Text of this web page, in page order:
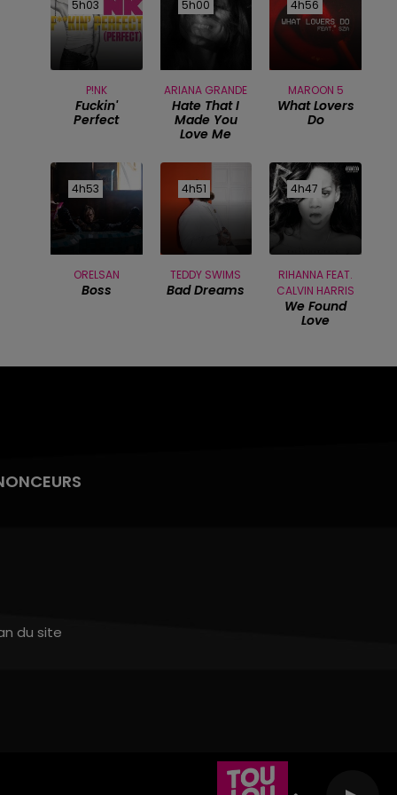
5h03
5h03
P!NK
Fuckin'
Perfect
5h00
5h00
ARIANA GRANDE
Hate That I
Made You
Love Me
4h56
4h56
MAROON 5
What Lovers
Do
4h53
4h53
ORELSAN
Boss
4h51
4h51
TEDDY SWIMS
Bad Dreams
4h47
4h47
RIHANNA FEAT.
CALVIN HARRIS
We Found
Love
du site